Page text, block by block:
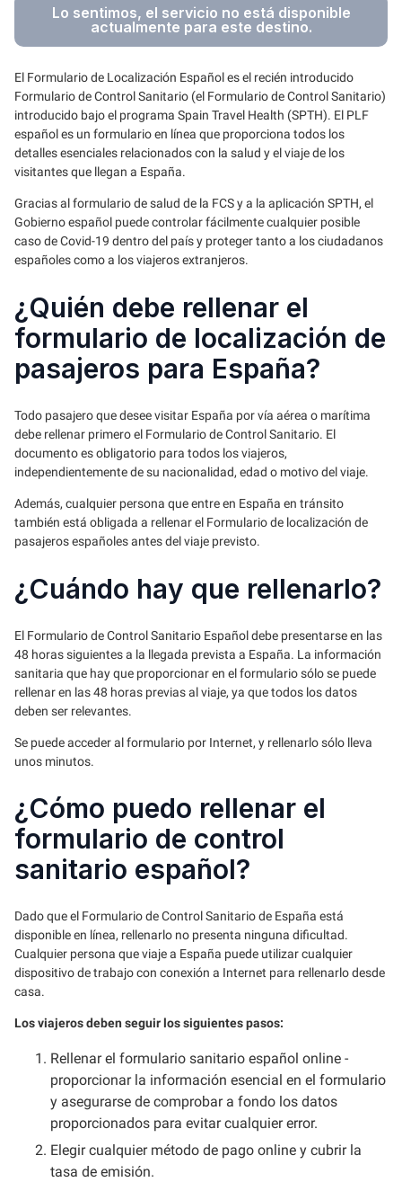
Lo sentimos, el servicio no está disponible
actualmente para este destino.
El Formulario de Localización Español es el recién introducido
Formulario de Control Sanitario (el Formulario de Control Sanitario)
introducido bajo el programa Spain Travel Health (SPTH). El PLF
español es un formulario en línea que proporciona todos los
detalles esenciales relacionados con la salud y el viaje de los
visitantes que llegan a España.
Gracias al formulario de salud de la FCS y a la aplicación SPTH, el
Gobierno español puede controlar fácilmente cualquier posible
caso de Covid-19 dentro del país y proteger tanto a los ciudadanos
españoles como a los viajeros extranjeros.
¿Quién debe rellenar el
formulario de localización de
pasajeros para España?
Todo pasajero que desee visitar España por vía aérea o marítima
debe rellenar primero el Formulario de Control Sanitario. El
documento es obligatorio para todos los viajeros,
independientemente de su nacionalidad, edad o motivo del viaje.
Además, cualquier persona que entre en España en tránsito
también está obligada a rellenar el Formulario de localización de
pasajeros españoles antes del viaje previsto.
¿Cuándo hay que rellenarlo?
El Formulario de Control Sanitario Español debe presentarse en las
48 horas siguientes a la llegada prevista a España. La información
sanitaria que hay que proporcionar en el formulario sólo se puede
rellenar en las 48 horas previas al viaje, ya que todos los datos
deben ser relevantes.
Se puede acceder al formulario por Internet, y rellenarlo sólo lleva
unos minutos.
¿Cómo puedo rellenar el
formulario de control
sanitario español?
Dado que el Formulario de Control Sanitario de España está
disponible en línea, rellenarlo no presenta ninguna dificultad.
Cualquier persona que viaje a España puede utilizar cualquier
dispositivo de trabajo con conexión a Internet para rellenarlo desde
casa.
Los viajeros deben seguir los siguientes pasos:
Rellenar el formulario sanitario español online -
proporcionar la información esencial en el formulario
y asegurarse de comprobar a fondo los datos
proporcionados para evitar cualquier error.
Elegir cualquier método de pago online y cubrir la
tasa de emisión.